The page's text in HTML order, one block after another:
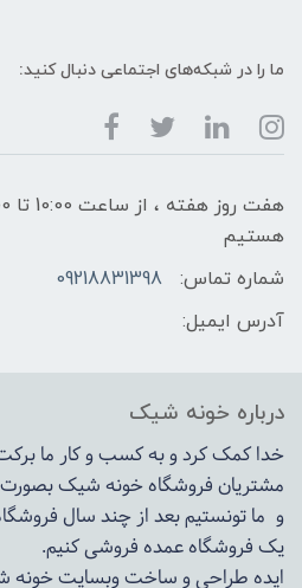
ما را در شبکه‌های اجتماعی دنبال کنید:
هستیم
شماره تماس:
09218831398
آدرس ایمیل:
درباره خونه شیک
خدا کمک کرد و به کسب و کار ما
مشتریان فروشگاه خونه شیک بصورت
و ما تونستیم بعد از چند سال
یک فروشگاه عمده فروشی کنیم.